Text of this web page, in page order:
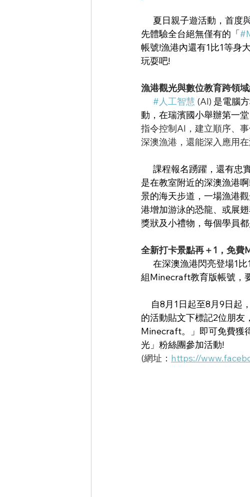
夏日親子遊活動，首度
先體驗全台絕無僅有的「
帳號!漁港內還有1比1等身
玩耍吧!
漁港觀光與數位教育跨領
#人工智慧 (AI) 是電腦
動，在瑞濱國小舉辦第一堂
指令控制AI，建立順序、
深澳漁港，還能深入應用在
是在教室附近的深澳漁港
景的海天步道，一場漁港
港增加游泳的恐龍、或展
獎狀及小禮物，每個學員
全新打卡景點再＋1，免
組Minecraft教育版帳號，
的活動貼文下標記2位朋友
Minecraft。」即可免費獲
光」粉絲團參加活動!
(網址： https://